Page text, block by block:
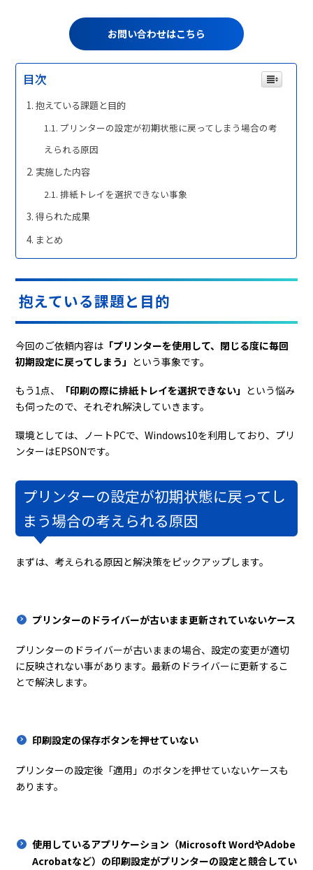
お問い合わせはこちら
目次
抱えている課題と目的
プリンターの設定が初期状態に戻ってしまう場合の考
えられる原因
実施した内容
排紙トレイを選択できない事象
得られた成果
まとめ
抱えている課題と目的
今回のご依頼内容は 「プリンターを使用して、閉じる度に毎回
初期設定に戻ってしまう」 という事象です。
もう1点、 「印刷の際に排紙トレイを選択できない」 という悩み
も伺ったので、それぞれ解決していきます。
環境としては、ノートPCで、Windows10を利用しており、プリ
ンターはEPSONです。
プリンターの設定が初期状態に戻ってし
まう場合の考えられる原因
まずは、考えられる原因と解決策をピックアップします。
プリンターのドライバーが古いまま更新されていないケース
プリンターのドライバーが古いままの場合、設定の変更が適切
に反映されない事があります。最新のドライバーに更新するこ
とで解決します。
印刷設定の保存ボタンを押せていない
プリンターの設定後「適用」のボタンを押せていないケースも
あります。
使用しているアプリケーション（Microsoft WordやAdobe
Acrobatなど）の印刷設定がプリンターの設定と競合してい